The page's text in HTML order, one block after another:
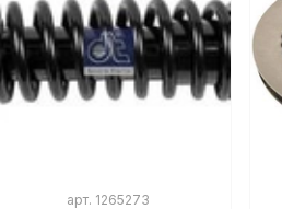
арт. 1265273